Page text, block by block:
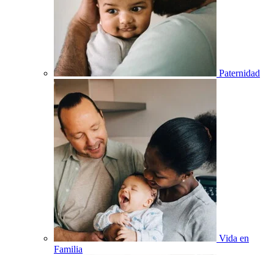
Paternidad
Vida en
Familia